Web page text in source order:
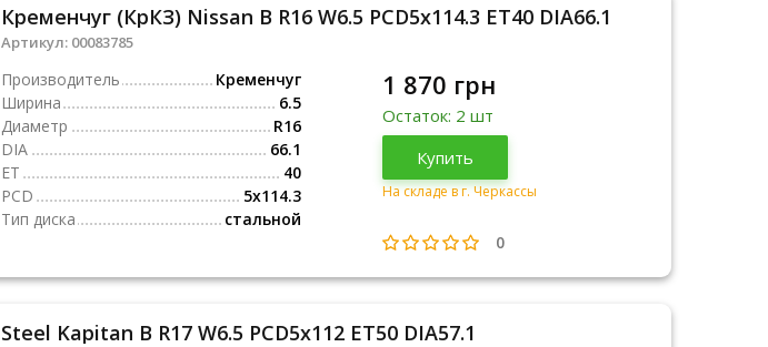
Кременчуг (КрКЗ) Nissan B R16 W6.5 PCD5x114.3 ET40 DIA66.1
Артикул: 00083785
Производитель
Кременчуг
Ширина
6.5
Диаметр
R16
DIA
66.1
ET
40
PCD
5x114.3
Тип диска
стальной
1 870 грн
Остаток: 2 шт
Купить
На складе в г. Черкассы
0
Steel Kapitan B R17 W6.5 PCD5x112 ET50 DIA57.1